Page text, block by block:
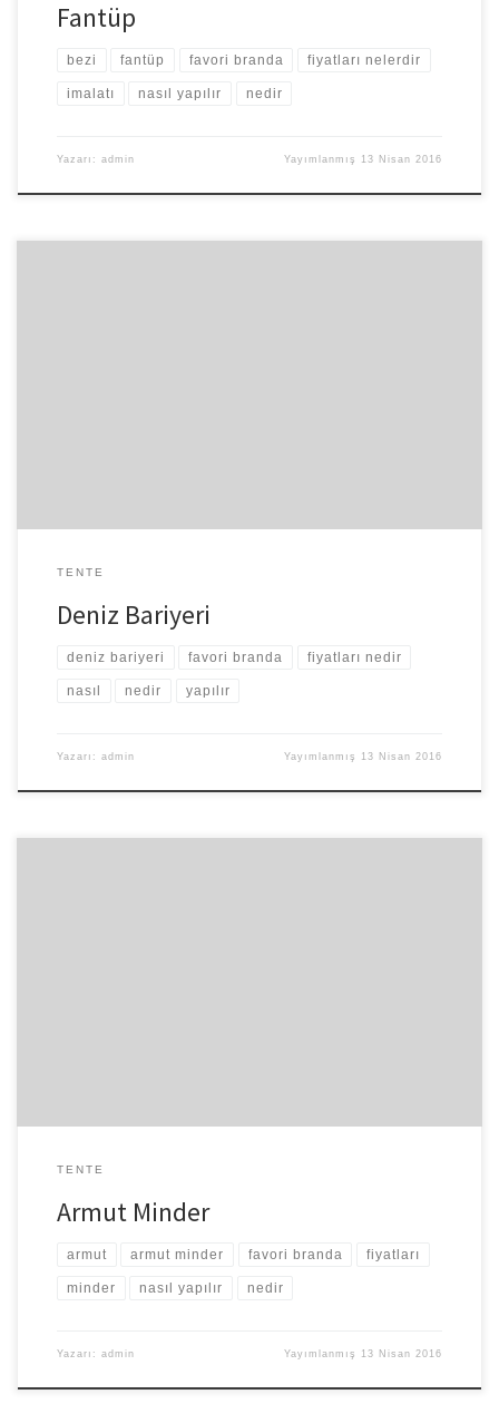
Fantüp
bezi fantüp favori branda fiyatları nelerdir
imalatı nasıl yapılır nedir
Yazarı: admin Yayımlanmış 13 Nisan 2016
TENTE
Deniz Bariyeri
deniz bariyeri favori branda fiyatları nedir
nasıl nedir yapılır
Yazarı: admin Yayımlanmış 13 Nisan 2016
TENTE
Armut Minder
armut armut minder favori branda fiyatları
minder nasıl yapılır nedir
Yazarı: admin Yayımlanmış 13 Nisan 2016